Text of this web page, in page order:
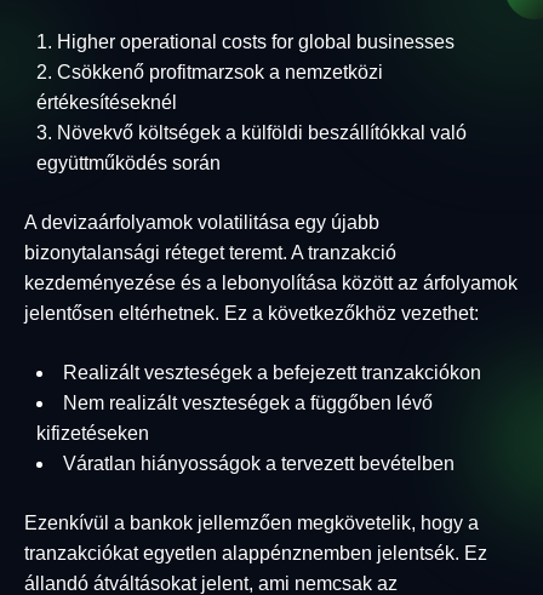
Higher operational costs for global businesses
Csökkenő profitmarzsok a nemzetközi
értékesítéseknél
Növekvő költségek a külföldi beszállítókkal való
együttműködés során
A devizaárfolyamok volatilitása egy újabb
bizonytalansági réteget teremt. A tranzakció
kezdeményezése és a lebonyolítása között az árfolyamok
jelentősen eltérhetnek. Ez a következőkhöz vezethet:
Realizált veszteségek a befejezett tranzakciókon
Nem realizált veszteségek a függőben lévő
kifizetéseken
Váratlan hiányosságok a tervezett bevételben
Ezenkívül a bankok jellemzően megkövetelik, hogy a
tranzakciókat egyetlen alappénznemben jelentsék. Ez
állandó átváltásokat jelent, ami nemcsak az